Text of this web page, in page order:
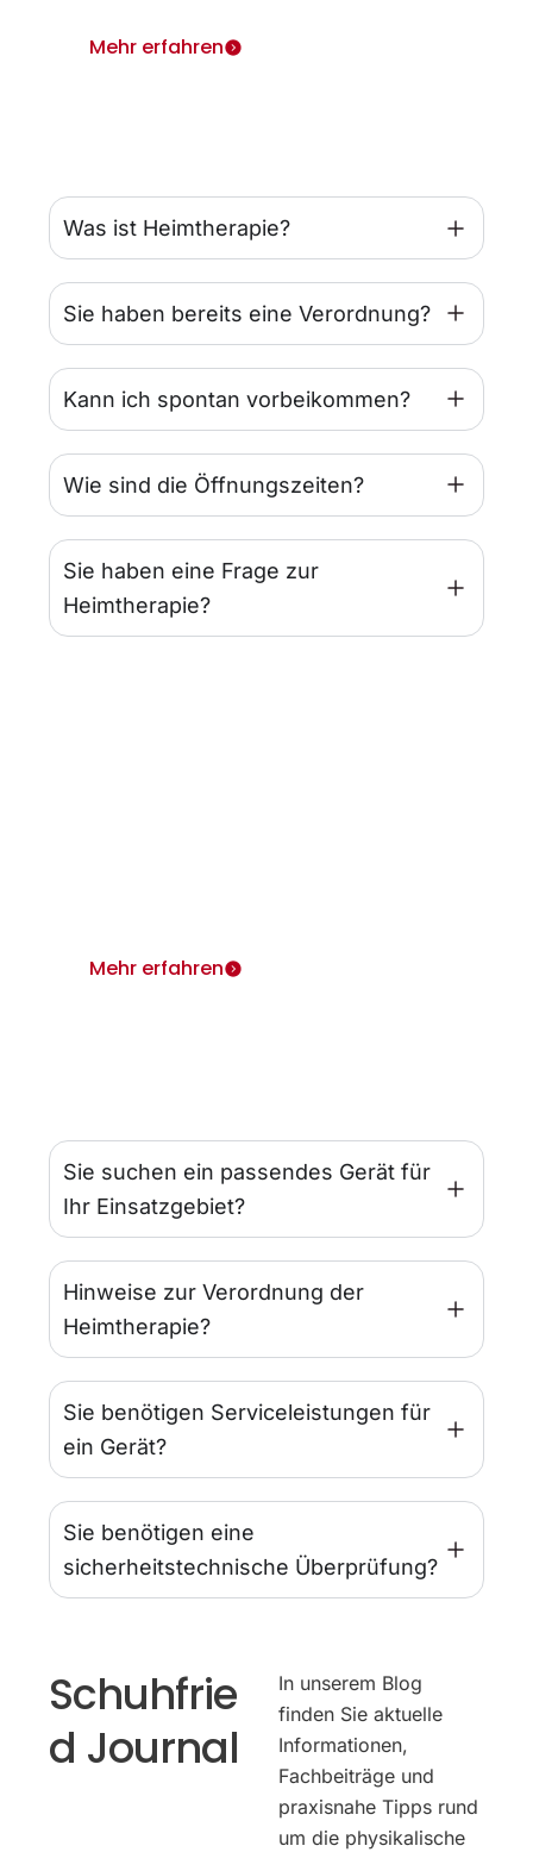
Was ist Heimtherapie?
Sie haben bereits eine Verordnung?
Kann ich spontan vorbeikommen?
Wie sind die Öffnungszeiten?
Sie haben eine Frage zur
Heimtherapie?
Mehr erfahren
Sie suchen ein passendes Gerät für
Ihr Einsatzgebiet?
Hinweise zur Verordnung der
Heimtherapie?
Sie benötigen Serviceleistungen für
ein Gerät?
Sie benötigen eine
sicherheitstechnische Überprüfung?
Mehr erfahren
Schuhfrie
d Journal
In unserem Blog
finden Sie aktuelle
Informationen,
Fachbeiträge und
praxisnahe Tipps rund
um die physikalische